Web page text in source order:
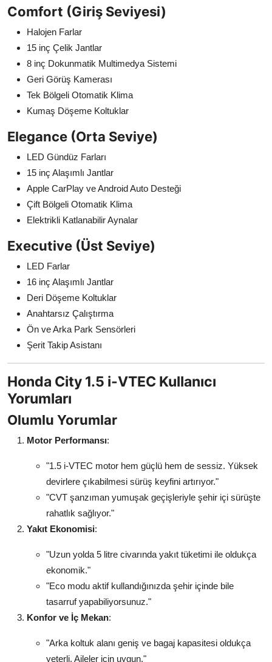
Comfort (Giriş Seviyesi)
Halojen Farlar
15 inç Çelik Jantlar
8 inç Dokunmatik Multimedya Sistemi
Geri Görüş Kamerası
Tek Bölgeli Otomatik Klima
Kumaş Döşeme Koltuklar
Elegance (Orta Seviye)
LED Gündüz Farları
15 inç Alaşımlı Jantlar
Apple CarPlay ve Android Auto Desteği
Çift Bölgeli Otomatik Klima
Elektrikli Katlanabilir Aynalar
Executive (Üst Seviye)
LED Farlar
16 inç Alaşımlı Jantlar
Deri Döşeme Koltuklar
Anahtarsız Çalıştırma
Ön ve Arka Park Sensörleri
Şerit Takip Asistanı
Honda City 1.5 i-VTEC Kullanıcı
Yorumları
Olumlu Yorumlar
Motor Performansı:
"1.5 i-VTEC motor hem güçlü hem de sessiz. Yüksek
devirlere çıkabilmesi sürüş keyfini artırıyor."
"CVT şanzıman yumuşak geçişleriyle şehir içi sürüşte
rahatlık sağlıyor."
Yakıt Ekonomisi:
"Uzun yolda 5 litre civarında yakıt tüketimi ile oldukça
ekonomik."
"Eco modu aktif kullandığınızda şehir içinde bile
tasarruf yapabiliyorsunuz."
Konfor ve İç Mekan:
"Arka koltuk alanı geniş ve bagaj kapasitesi oldukça
yeterli. Aileler için uygun."